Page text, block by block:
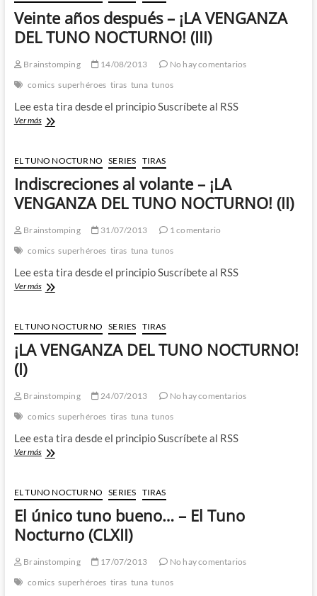
Veinte años después – ¡LA VENGANZA
DEL TUNO NOCTURNO! (III)
Brainstomping 14/08/2013
No hay comentarios
comics superhéroes tiras tuna tunos
Lee esta tira desde el principio Suscríbete al RSS
Ver másVeinte
–
¡LA
VENGANZA
DEL
TUNO
(III)
EL TUNO NOCTURNO SERIES TIRAS
Indiscreciones al volante – ¡LA
VENGANZA DEL TUNO NOCTURNO! (II)
Brainstomping 31/07/2013
1 comentario
comics superhéroes tiras tuna tunos
Lee esta tira desde el principio Suscríbete al RSS
Ver másIndiscreciones
–
¡LA
VENGANZA
(II)
EL TUNO NOCTURNO SERIES TIRAS
¡LA VENGANZA DEL TUNO NOCTURNO!
(I)
Brainstomping 24/07/2013
No hay comentarios
comics superhéroes tiras tuna tunos
Lee esta tira desde el principio Suscríbete al RSS
Ver más¡LA
TUNO
NOCTURNO!
(I)
EL TUNO NOCTURNO SERIES TIRAS
El único tuno bueno… – El Tuno
Nocturno (CLXII)
Brainstomping 17/07/2013
No hay comentarios
comics superhéroes tiras tuna tunos